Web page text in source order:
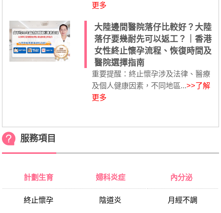
更多
大陸邊間醫院落仔比較好？大陸
落仔要幾耐先可以返工？｜香港
女性終止懷孕流程、恢復時間及
醫院選擇指南
重要提醒：終止懷孕涉及法律、醫療
及個人健康因素，不同地區...>>了解
更多
服務項目
計劃生育
終止懷孕
婦科炎症
陰道炎
內分泌
月經不調